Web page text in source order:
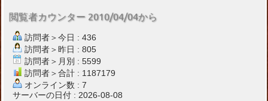
閲覧者カウンター 2010/04/04から
訪問者＞今日 : 436
訪問者＞昨日 : 805
訪問者＞月別 : 5599
訪問者＞合計 : 1187179
オンライン数 : 7
サーバーの日付 : 2026-08-08